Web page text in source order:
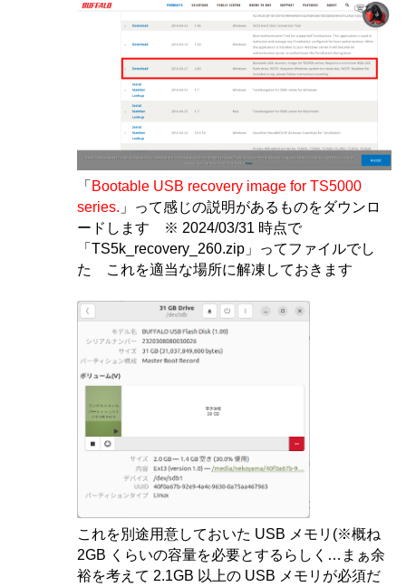
「 Bootable USB recovery image for TS5000
series. 」って感じの説明があるものをダウンロ
ードします ※ 2024/03/31 時点で
「TS5k_recovery_260.zip」ってファイルでし
た これを適当な場所に解凍しておきます
これを別途用意しておいた USB メモリ(※概ね
2GB くらいの容量を必要とするらしく…まぁ余
裕を考えて 2.1GB 以上の USB メモリが必須だ